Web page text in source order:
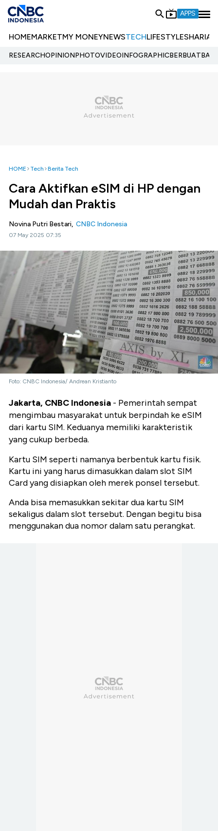
APPS
HOMEMARKETMY MONEYNEWSTECHLIFESTYLESHARIA
RESEARCHOPINIONPHOTOVIDEOINFOGRAPHIC
HOME Tech Berita Tech
Cara Aktifkan eSIM di HP dengan
Mudah dan Praktis
Novina Putri Bestari, CNBC Indonesia
07 May 2025 07:35
Foto: CNBC Indonesia/ Andrean Kristianto
Jakarta, CNBC Indonesia - Pemerintah sempat
mengimbau masyarakat untuk berpindah ke eSIM
dari kartu SIM. Keduanya memiliki karakteristik
yang cukup berbeda.
Kartu SIM seperti namanya berbentuk kartu fisik.
Kartu ini yang harus dimasukkan dalam slot SIM
Card yang disiapkan oleh merek ponsel tersebut.
Anda bisa memasukkan sekitar dua kartu SIM
sekaligus dalam slot tersebut. Dengan begitu bisa
menggunakan dua nomor dalam satu perangkat.